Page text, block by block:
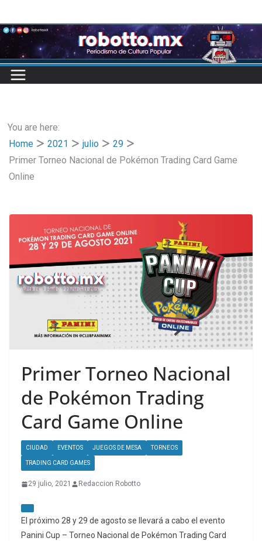
to
content
You are here:
Home
2021 julio
29
Primer Torneo Nacional de Pokémon Trading Card Game
Online
Primer Torneo Nacional
de Pokémon Trading
Card Game Online
CIUDAD EVENTOS JUEGOS DE MESA TORNEOS
TRADING CARD GAMES
29 julio, 2021 Redaccion Robotto
El próximo 28 y 29 de agosto se llevará a cabo el evento
Panini Cup – Torneo Nacional de Pokémon Trading Card